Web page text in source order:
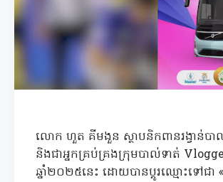
លោក ហួត គីមងួន ស្ថាបនិកពានរង្វាន់បា
និងជាអ្នកគ្រប់គ្រងក្រុមបាល់ទាត់
ឆ្នាំ២០២៥នេះ ដោយបានប្តូរឈ្មោះទៅជា